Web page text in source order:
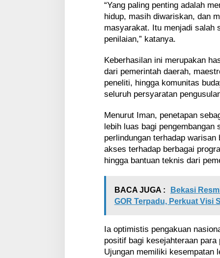
“Yang paling penting adalah
hidup, masih diwariskan, dan
masyarakat. Itu menjadi salah
penilaian,” katanya.
Keberhasilan ini merupakan
dari pemerintah daerah,
peneliti, hingga komunitas
seluruh persyaratan
Menurut Iman, penetapan
lebih luas bagi pengembangan
perlindungan terhadap
akses terhadap berbagai
hingga bantuan teknis dari
BACA JUGA :
Bekasi
GOR Terpadu, Perkuat Visi
Ia optimistis pengakuan
positif bagi kesejahteraan
Ujungan memiliki kesempatan